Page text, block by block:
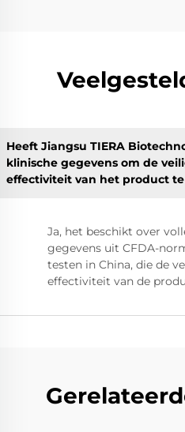
Heeft Jiangsu TIERA
klinische gegevens om de
effectiviteit van het product
Ja, het beschikt over
gegevens uit CFDA-
testen in China, die de
effectiviteit van de